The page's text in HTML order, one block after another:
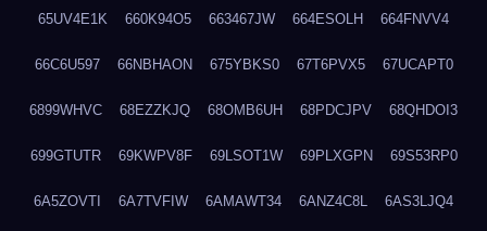
65UV4E1K 660K94O5 663467JW 664ESOLH 664FNVV4
66C6U597 66NBHAON 675YBKS0 67T6PVX5 67UCAPT0
6899WHVC 68EZZKJQ 68OMB6UH 68PDCJPV 68QHDOI3
699GTUTR 69KWPV8F 69LSOT1W 69PLXGPN 69S53RP0
6A5ZOVTI 6A7TVFIW 6AMAWT34 6ANZ4C8L 6AS3LJQ4